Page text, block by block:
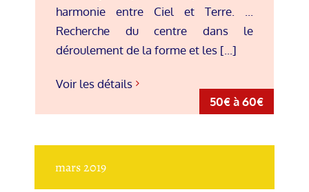
50€ à 60€
harmonie entre Ciel et Terre. ...
Recherche du centre dans le
déroulement de la forme et les [...]
Voir les détails
mars 2019